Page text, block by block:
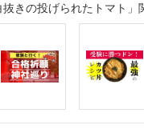
きの投げられたトマト」